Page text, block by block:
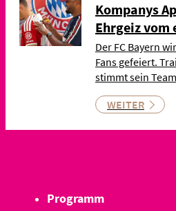
Kompanys
Ehrgeiz vom
Der FC Bayern
Fans gefeiert.
stimmt sein
WEITER
Programm